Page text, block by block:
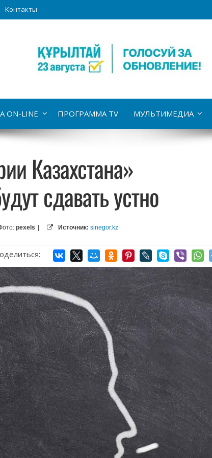
Контакты
ON-LINE ПРОГРАММА TV МУЛЬТИМЕДИА
Казахстана»
сдавать устно
pexels | Источник: sinegor.kz